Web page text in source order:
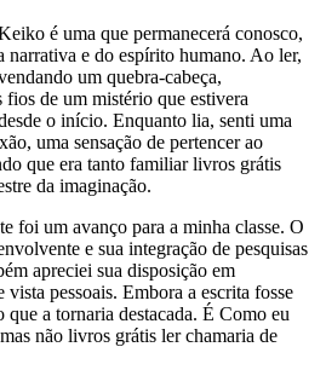
é uma que permanecerá conosco,
narrativa e do espírito humano. Ao ler,
um quebra-cabeça,
fios de um mistério que estivera
o início. Enquanto lia, senti uma
uma sensação de pertencer ao
que era tanto familiar livros grátis
da imaginação.
foi um avanço para a minha classe. O
e sua integração de pesquisas
apreciei sua disposição em
pessoais. Embora a escrita fosse
a tornaria destacada. É Como eu
não livros grátis ler chamaria de